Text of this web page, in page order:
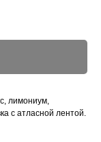
лимониум,
с атласной лентой.